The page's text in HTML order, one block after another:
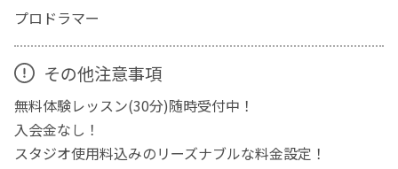
プロドラマー
その他注意事項
無料体験レッスン(30分)随時受付中！
入会金なし！
スタジオ使用料込みのリーズナブルな料金設定！